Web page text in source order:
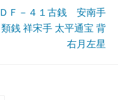
ＤＦ－４１古銭 安南手
類銭 祥宋手 太平通宝 背
右月左星